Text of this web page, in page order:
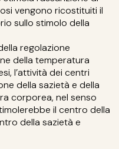
vengono ricostituiti il
sullo stimolo della
regolazione
della temperatura
l’attività dei centri
della sazietà e della
corporea, nel senso
il centro della
della sazietà e